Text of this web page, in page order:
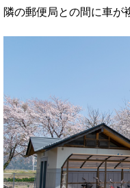
隣の郵便局との間に車が